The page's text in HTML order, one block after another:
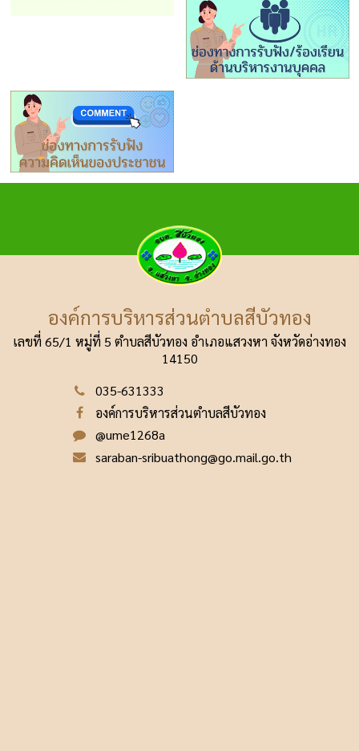
องค์การบริหารส่วนตำบลสีบัวทอง
เลขที่ 65/1 หมู่ที่ 5 ตำบลสีบัวทอง อำเภอแสวงหา จังหวัดอ่างทอง
14150
035-631333
องค์การบริหารส่วนตำบลสีบัวทอง
@ume1268a
saraban-sribuathong@go.mail.go.th